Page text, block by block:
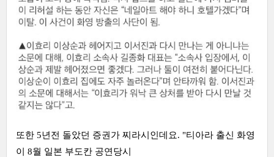
또한 5년전 돌았던 증권가 찌라시인데요. "티아라 출신 화영
이 8월 일본 부도칸 공연당시